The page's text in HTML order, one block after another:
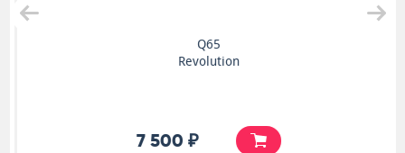
Q65
Revolution
7 500 ₽